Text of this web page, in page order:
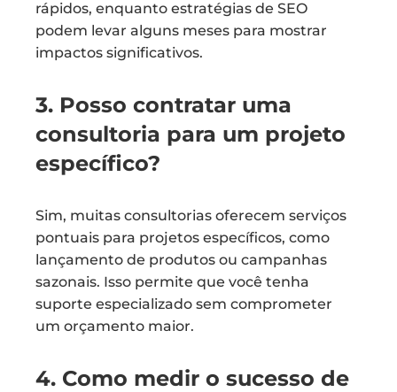
rápidos, enquanto estratégias de SEO
podem levar alguns meses para mostrar
impactos significativos.
3. Posso contratar uma
consultoria para um projeto
específico?
Sim, muitas consultorias oferecem serviços
pontuais para projetos específicos, como
lançamento de produtos ou campanhas
sazonais. Isso permite que você tenha
suporte especializado sem comprometer
um orçamento maior.
4. Como medir o sucesso de